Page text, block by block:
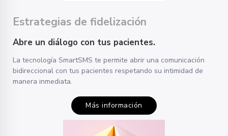
Estrategias de fidelización
Abre un diálogo con tus pacientes.
La tecnología SmartSMS te permite abrir una comunicación
bidireccional con tus pacientes respetando su intimidad de
manera inmediata.
Más información